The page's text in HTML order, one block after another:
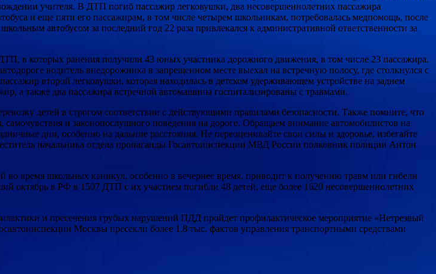
учителя. В ДТП погиб пассажир легковушки, два несовершеннолетних пассажира
и еще пяти его пассажирам, в том числе четырем школьникам, потребовалась медпомощь, после
автобусом за последний год 22 раза привлекался к административной ответственности за
в которых ранения получили 43 юных участника дорожного движения, в том числе 23 пассажира.
водитель внедорожника в запрещенном месте выехал на встречную полосу, где столкнулся с
второй легковушки, которая находилась в детском удерживающем устройстве на заднем
а также два пассажира встречной автомашины госпитализированы с травмами.
детей в строгом соответствии с действующими правилами безопасности. Также помните, что
и законопослушного поведения на дороге. Обращаем внимание автомобилистов на
дни, особенно на дальние расстояния. Не переоценивайте свои силы и здоровье, избегайте
начальника отдела пропаганды Госавтоинспекции МВД России полковник полиции Антон
во время школьных каникул, особенно в вечернее время, приводит к получению травм или гибели
октябрь в РФ в 1507 ДТП с их участием погибли 48 детей, еще более 1620 несовершеннолетних
и пресечения грубых нарушений ПДД пройдет профилактическое мероприятие «Нетрезвый
Москвы пресекли более 1,8 тыс. фактов управления транспортными средствами